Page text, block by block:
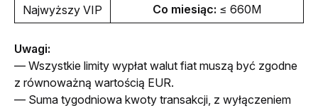
Co miesiąc: ≤ 660M
Najwyższy VIP
Uwagi:
— Wszystkie limity wypłat walut fiat muszą być zgodne
z równoważną wartością EUR.
— Suma tygodniowa kwoty transakcji, z wyłączeniem